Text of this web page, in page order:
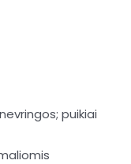
puikiai